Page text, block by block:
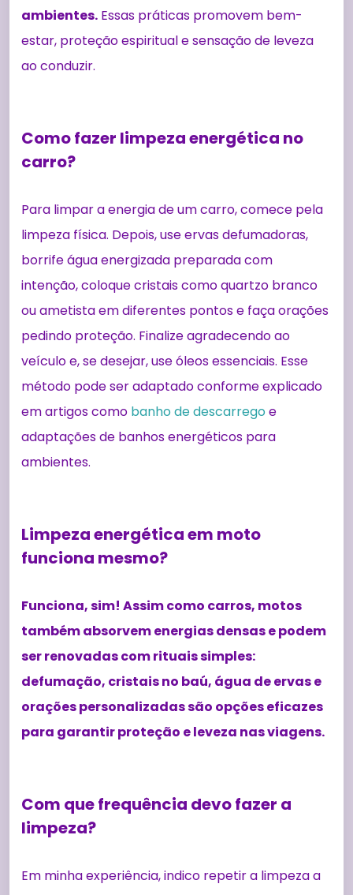
ambientes. Essas práticas promovem bem-
estar, proteção espiritual e sensação de leveza
ao conduzir.
Como fazer limpeza energética no
carro?
Para limpar a energia de um carro, comece pela
limpeza física. Depois, use ervas defumadoras,
borrife água energizada preparada com
intenção, coloque cristais como quartzo branco
ou ametista em diferentes pontos e faça orações
pedindo proteção. Finalize agradecendo ao
veículo e, se desejar, use óleos essenciais. Esse
método pode ser adaptado conforme explicado
em artigos como banho de descarregoe
adaptações de banhos energéticos para
ambientes.
Limpeza energética em moto
funciona mesmo?
Funciona, sim! Assim como carros, motos
também absorvem energias densas e podem
ser renovadas com rituais simples:
defumação, cristais no baú, água de ervas e
orações personalizadas são opções eficazes
para garantir proteção e leveza nas viagens.
Com que frequência devo fazer a
limpeza?
Em minha experiência, indico repetir a limpeza a